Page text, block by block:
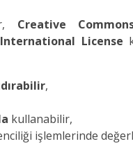
Creative
License
,
kullanabilir,
işlemlerinde